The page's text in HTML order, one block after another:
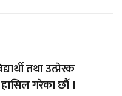
तथा उत्प्रेरक
गरेका छौँ ।